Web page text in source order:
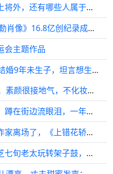
三国演义中，除吕布和五虎上将外，还有哪些人属于超一流水平？
独家重磅！《伊丽莎白·莱德勒肖像》16.8亿创纪录成交！成全球拍卖史上第二高价艺术品
会主题作品
49岁舒淇不装啦！和冯德伦结婚9年未生子，坦言想生却未如愿？
54岁闫妮沈阳吃火锅被偶遇，素颜很接地气，不化妆多了份亲切感！
梁安琪曝光嫁入豪门的生活，蹲在街边流眼泪，一年都看不到孩子
又一台湾言情小说黄金年代作家离场了，《上错花轿嫁对郎》作者席绢宣布封笔
多年再看白蛇三姐妹，赵雅芝七旬老太玩转架子鼓，陈美琪命运波折 ，MAMA